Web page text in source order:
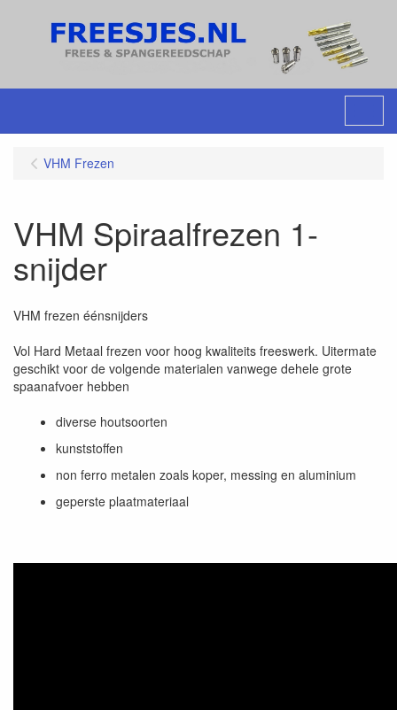
VHM Frezen
VHM Spiraalfrezen 1-
snijder
VHM frezen éénsnijders
Vol Hard Metaal frezen voor hoog kwaliteits freeswerk. Uitermate
geschikt voor de volgende materialen vanwege dehele grote
spaanafvoer hebben
diverse houtsoorten
kunststoffen
non ferro metalen zoals koper, messing en aluminium
geperste plaatmateriaal